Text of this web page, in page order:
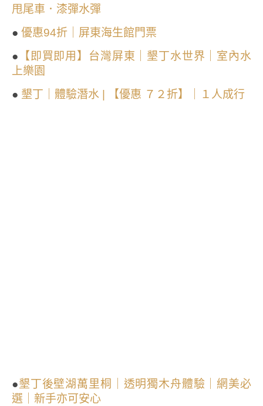
甩尾車．漆彈水彈
● 優惠94折｜屏東海生館門票
● 【即買即用】台灣屏東｜墾丁水世界｜室內水
上樂園
● 墾丁｜體驗潛水 | 【優惠 ７２折】｜１人成行
●墾丁後壁湖萬里桐｜透明獨木舟體驗｜網美必
選｜新手亦可安心